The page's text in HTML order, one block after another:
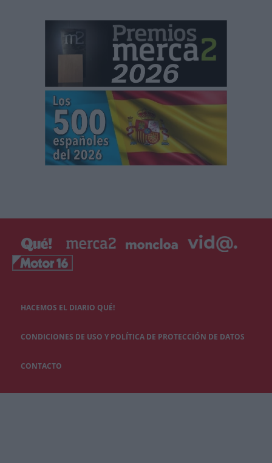
HACEMOS EL DIARIO QUÉ!
CONDICIONES DE USO Y POLÍTICA DE PROTECCIÓN DE DATOS
CONTACTO